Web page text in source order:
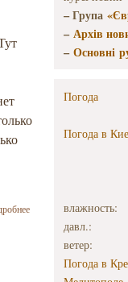
о Бернар-
«Завтра, в
– Група
–Архів
–Основні
Погода
Погода в
влажность:
давл.:
ветер:
Погода в